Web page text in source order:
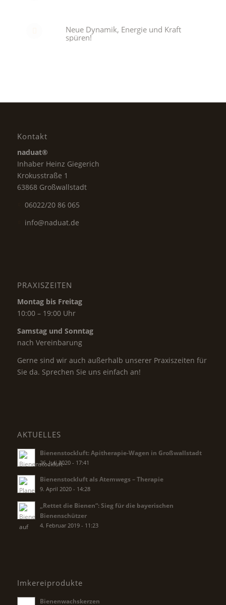
Neue Dynamik, Energie und Kraft
spüren!
Kontakt
naduat®
Inhaber Heinz Giegerich
Krokusstraße 1
63868 Großwallstadt
06022/20 86 065
info@naduat.de
PRAXISZEITEN
Montag bis Freitag
10:00 – 19:00 Uhr
Samstag und Sonntag
nach Vereinbarung
Gerne sind wir auch außerhalb unserer Praxiszeiten für
Sie da. Sprechen Sie uns einfach an!
AKTUELLES
Bienenstockluft: Apitherapie-Wagen in Großwallstadt
26. Juli 2020 - 17:41
Bienenstockluft als Atemwegs – Therapie
9. April 2020 - 14:28
„Rettet die Bienen“: Sieg für die bayerischen
Bienenschützer
4. Februar 2019 - 11:23
Imkereiprodukte
Bienenwachskerzen